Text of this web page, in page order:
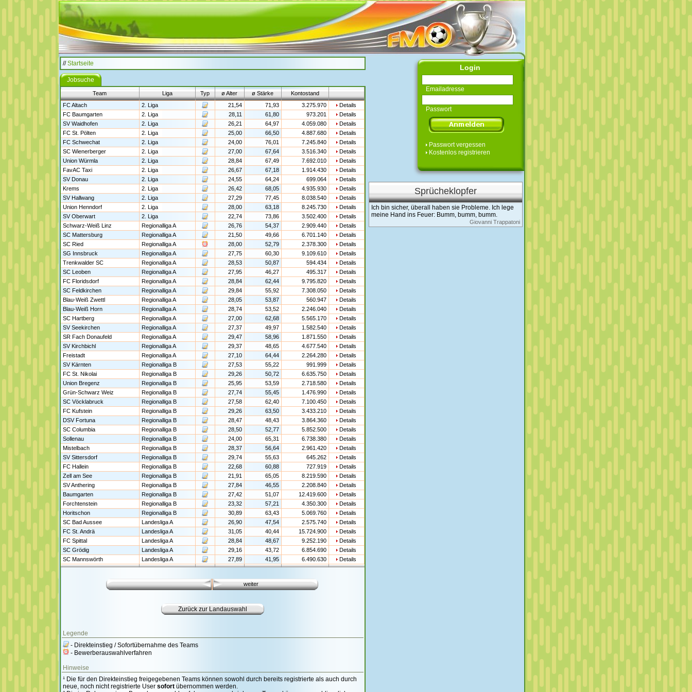
//Startseite
Jobsuche
Team Liga Typ ø Alter ø Stärke
Kontostand
FC Altach
2. Liga 21,54 71,93 3.275.970
Details
FC Baumgarten
2. Liga 28,11 61,80 973.201
Details
SV Waidhofen
2. Liga 26,21 64,97 4.059.080
Details
FC St. Pölten
2. Liga 25,00 66,50 4.887.680
Details
FC Schwechat
2. Liga 24,00 76,01 7.245.840
Details
SC Wienerberger
2. Liga 27,00 67,64 3.516.340
Details
Union Würmla
2. Liga 28,84 67,49 7.692.010
Details
FavAC Taxi
2. Liga 26,67 67,18 1.914.430
Details
SV Donau
2. Liga 24,55 64,24 699.064
Details
Krems
2. Liga 26,42 68,05 4.935.930
Details
SV Hallwang
2. Liga 27,29 77,45 8.038.540
Details
Union Henndorf
2. Liga 28,00 63,18 8.245.730
Details
SV Oberwart
2. Liga 22,74 73,86 3.502.400
Details
Schwarz-Weiß Linz
Regionalliga A 26,76 54,37 2.909.440
Details
SC Mattersburg
Regionalliga A 21,50 49,66 6.701.140
Details
SC Ried
Regionalliga A 28,00 52,79 2.378.300
Details
SG Innsbruck
Regionalliga A 27,75 60,30 9.109.610
Details
Trenkwalder SC
Regionalliga A 28,53 50,87 594.434
Details
SC Leoben
Regionalliga A 27,95 46,27 495.317
Details
FC Floridsdorf
Regionalliga A 28,84 62,44 9.795.820
Details
SC Feldkirchen
Regionalliga A 29,84 55,92 7.308.050
Details
Blau-Weiß Zwettl
Regionalliga A 28,05 53,87 560.947
Details
Blau-Weiß Horn
Regionalliga A 28,74 53,52 2.246.040
Details
SC Hartberg
Regionalliga A 27,00 62,68 5.565.170
Details
SV Seekirchen
Regionalliga A 27,37 49,97 1.582.540
Details
SR Fach Donaufeld
Regionalliga A 29,47 58,96 1.871.550
Details
SV Kirchbichl
Regionalliga A 29,37 48,65 4.677.540
Details
Freistadt
Regionalliga A 27,10 64,44 2.264.280
Details
SV Kärnten
Regionalliga B 27,53 55,22 991.999
Details
FC St. Nikolai
Regionalliga B 29,26 50,72 6.635.750
Details
Union Bregenz
Regionalliga B 25,95 53,59 2.718.580
Details
Grün-Schwarz Weiz
Regionalliga B 27,74 55,45 1.476.990
Details
SC Vöcklabruck
Regionalliga B 27,58 62,40 7.100.450
Details
FC Kufstein
Regionalliga B 29,26 63,50 3.433.210
Details
DSV Fortuna
Regionalliga B 28,47 48,43 3.864.360
Details
SC Columbia
Regionalliga B 28,50 52,77 5.852.500
Details
Sollenau
Regionalliga B 24,00 65,31 6.738.380
Details
Mistelbach
Regionalliga B 28,37 56,64 2.961.420
Details
SV Sittersdorf
Regionalliga B 29,74 55,63 645.262
Details
FC Hallein
Regionalliga B 22,68 60,88 727.919
Details
Zell am See
Regionalliga B 21,91 65,05 8.219.590
Details
SV Anthering
Regionalliga B 27,84 46,55 2.208.840
Details
Baumgarten
Regionalliga B 27,42 51,07 12.419.600
Details
Forchtenstein
Regionalliga B 23,32 57,21 4.350.300
Details
Horitschon
Regionalliga B 30,89 63,43 5.069.760
Details
SC Bad Aussee
Landesliga A 26,90 47,54 2.575.740
Details
FC St. Andrä
Landesliga A 31,05 40,44 15.724.900
Details
FC Spittal
Landesliga A 28,84 48,67 9.252.190
Details
SC Grödig
Landesliga A 29,16 43,72 6.854.690
Details
SC Mannswörth
Landesliga A 27,89 41,95 6.490.630 Details
weiter
Legende
- Direkteinstieg / Sofortübernahme des Teams
- Bewerberauswahlverfahren
Hinweise
¹ Die für den Direkteinstieg freigegebenen Teams können sowohl durch bereits registrierte als auch durch
neue, noch nicht registrierte User sofortübernommen werden.
Login
Emailadresse
Passwort
Passwort vergessen
Kostenlos registrieren
Sprücheklopfer
Ich bin sicher, überall haben sie Probleme. Ich lege
meine Hand ins Feuer: Bumm, bumm, bumm.
Giovanni Trappatoni